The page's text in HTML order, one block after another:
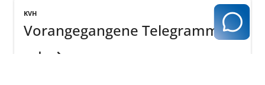
KVH
Vorangegangene Telegramme
mehr